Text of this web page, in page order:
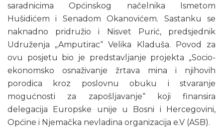
saradnicima Općinskog načelnika Ismetom
Hušidićem i Senadom Okanovićem. Sastanku se
naknadno pridružio i Nisvet Purić, predsjednik
Udruženja „Amputirac“ Velika Kladuša. Povod za
ovu posjetu bio je predstavljanje projekta „Socio-
ekonomsko osnaživanje žrtava mina i njihovih
porodica kroz poslovnu obuku i stvaranje
mogućnosti za zapošljavanje“ koji finansira
delegacija Europske unije u Bosni i Hercegovini,
Općine i Njemačka nevladina organizacija e.V (ASB).